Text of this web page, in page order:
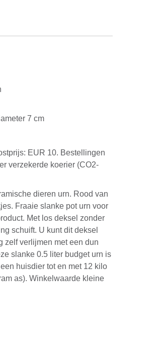
7 cm
EUR 10. Bestellingen
verzekerde koerier (CO2-
dieren urn. Rood van
Fraaie slanke pot urn voor
Met los deksel zonder
schuift. U kunt dit deksel
zelf verlijmen met een dun
slanke 0.5 liter budget urn is
huisdier tot en met 12 kilo
as). Winkelwaarde kleine